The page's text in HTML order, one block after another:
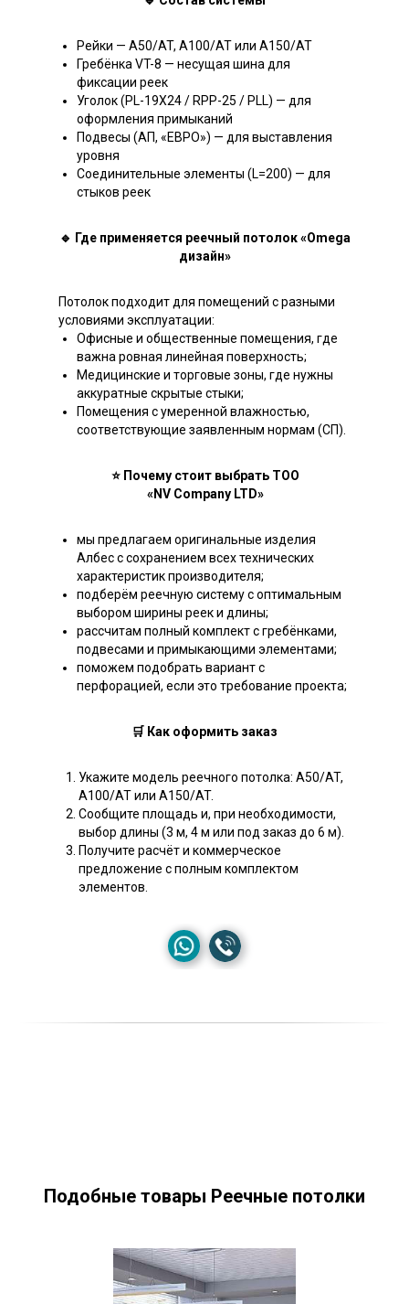
Рейки — А50/AT, А100/AT или А150/AT
Гребёнка VT-8 — несущая шина для
фиксации реек
Уголок (PL-19X24 / RPP-25 / PLL) — для
оформления примыканий
Подвесы (АП, «ЕВРО») — для выставления
уровня
Соединительные элементы (L=200) — для
стыков реек
🔹 Где применяется реечный потолок «Omega
дизайн»
Потолок подходит для помещений с разными
условиями эксплуатации:
Офисные и общественные помещения, где
важна ровная линейная поверхность;
Медицинские и торговые зоны, где нужны
аккуратные скрытые стыки;
Помещения с умеренной влажностью,
соответствующие заявленным нормам (СП).
⭐ Почему стоит выбрать ТОО
«NV Company LTD»
мы предлагаем оригинальные изделия
Албес с сохранением всех технических
характеристик производителя;
подберём реечную систему с оптимальным
выбором ширины реек и длины;
рассчитам полный комплект с гребёнками,
подвесами и примыкающими элементами;
поможем подобрать вариант с
перфорацией, если это требование проекта;
🛒 Как оформить заказ
Укажите модель реечного потолка: A50/AT,
A100/AT или A150/AT.
Сообщите площадь и, при необходимости,
выбор длины (3 м, 4 м или под заказ до 6 м).
Получите расчёт и коммерческое
предложение с полным комплектом
элементов.
Подобные товары Реечные потолки